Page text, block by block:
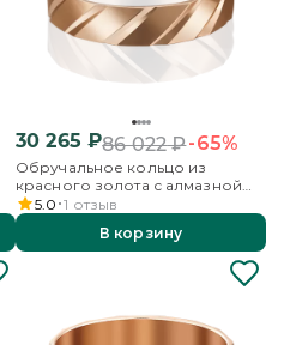
30 265 ₽86 022₽-65%
Обручальное кольцо из
красного золота с алмазной
гранью
5.0 1 отзыв
В корзину